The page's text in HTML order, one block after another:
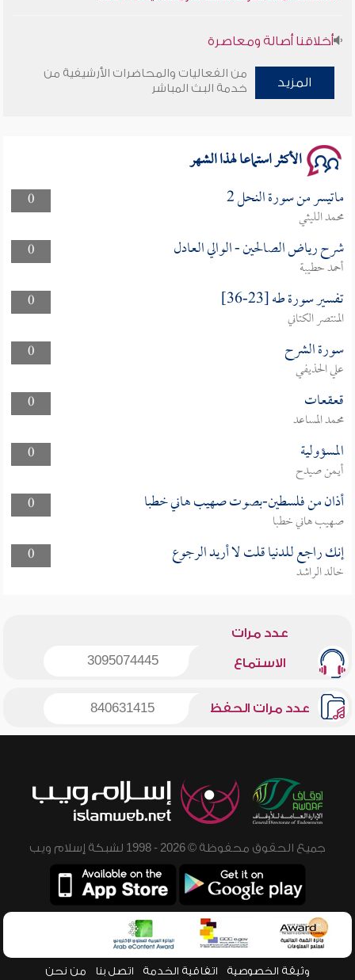
أخلاقنا أصالة ومعاصرة
وأمنهم من خوف 9
المزيد
من الفعاليات والمحاضرات الأرشيفية من
خدمة البث المباشر
الأكثر استماعا لهذا الشهر
0 ماتيسر من سورة النحل 2
محمد الليثي
0
شرح رياض الصالحين - الوالي العادل
أحمد حطيبة
0
تفسير سورة طه [23-36]
المنتصر الكتاني
0
سورة الشرح
علي الحذيفي
0
قعقعات
محمد المساعد
0
المسؤولية
أيمن صيدح
0
أذان من فلسطين-بصوت صهيب هاني خطبا
صهيب هاني خطبا
0
إنك راجع للدنيا قلت لا أريد الرجوع
خالد الراشد
عدد مرات
الاستماع 3095074445
عدد مرات الحفظ 840631415
جميع الحقوق محفوظة © 2026 - 1998 لشبكة إسلام ويب
وثيقة الخصوصية اتفاقية الخدمة اتصل بنا من نحن